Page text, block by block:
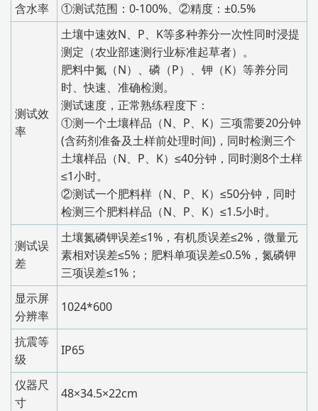
含水率 ①测试范围：0-100%、②精度：±0.5%
测试效
率
土壤中速效N、P、K等多种养分一次性同时浸提
测定（农业部速测行业标准起草者）。
肥料中氮（N）、磷（P）、钾（K）等养分同
时、快速、准确检测。
测试速度，正常熟练程度下：
①测一个土壤样品（N、P、K）三项需要20分钟
(含药剂准备及土样前处理时间)，同时检测三个
土壤样品（N、P、K）≤40分钟，同时测8个土样
≤1小时。
②测试一个肥料样（N、P、K）≤50分钟，同时
检测三个肥料样品（N、P、K）≤1.5小时。
测试误
差
土壤氮磷钾误差≤1%，有机质误差≤2%，微量元
素相对误差≤5%；肥料单项误差≤0.5%，氮磷钾
三项误差≤1%；
显示屏
分辨率
1024*600
抗震等
级
IP65
仪器尺
寸
48×34.5×22cm